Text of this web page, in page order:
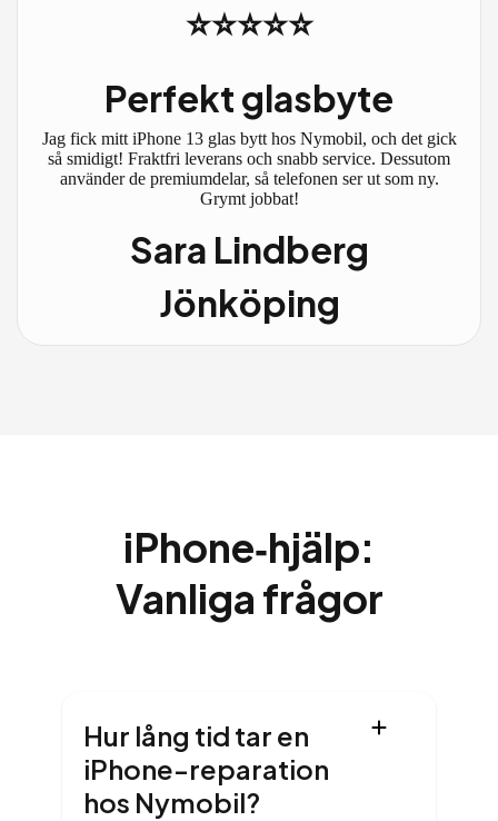
⭐⭐⭐⭐⭐
Perfekt glasbyte
Jag fick mitt iPhone 13 glas bytt hos Nymobil, och det gick
så smidigt! Fraktfri leverans och snabb service. Dessutom
använder de premiumdelar, så telefonen ser ut som ny.
Grymt jobbat!
Sara Lindberg
Jönköping
iPhone‑hjälp:
Vanliga frågor
Hur lång tid tar en
iPhone-reparation
hos Nymobil?